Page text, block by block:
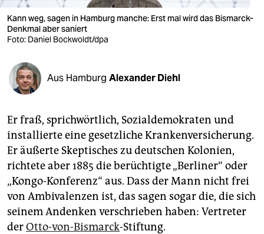
verlag
veranstaltungen
shop
fragen & hilfe
abo
genossenschaft
epaper login
Kann weg, sagen in Hamburg manche: Erst mal wird das Bismarck-
Denkmal aber saniert
Foto: Daniel Bockwoldt/dpa
Aus Hamburg Alexander Diehl
Er fraß, sprichwörtlich, Sozialdemokraten und
installierte eine gesetzliche Krankenversicherung.
Er äußerte Skeptisches zu deutschen Kolonien,
richtete aber 1885 die berüchtigte „Berliner“ oder
„Kongo-Konferenz“ aus. Dass der Mann nicht frei
von Ambivalenzen ist, das sagen sogar die, die sich
seinem Andenken verschrieben haben: Vertreter
derOtto-von-Bismarck-Stiftung.